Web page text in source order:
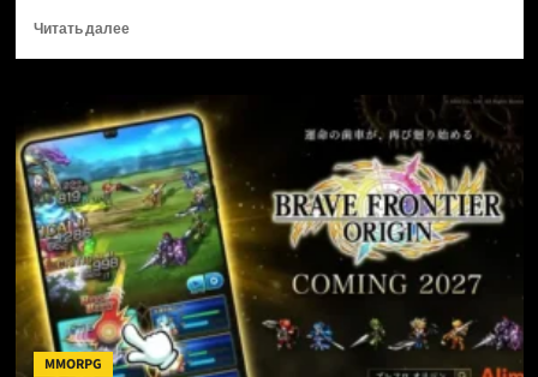
Читать далееПрочитать
Rare
может
стать
жертвой
реструктуризации
Xbox
разработчики
Sea
of
Thieves
под
MMORPG